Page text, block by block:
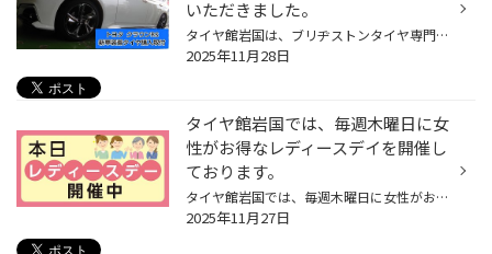
いただきました。
タイヤ館岩国は、ブリヂストンタイヤ専門店になります。 今回は初めて来られたトヨタ クラウンRSのお客様からの依頼でタイヤ購入取付作業をさせていただきました。 お客様の問い合わせでレグノ GR-XⅢ B Editionか、新車装着タイヤのレグノ GR001のどちらにしようか悩まれていて今回はリムガードの張...
2025年11月28日
タイヤ館岩国では、毎週木曜日に女
性がお得なレディースデイを開催し
ております。
タイヤ館岩国では、毎週木曜日に女性がお得なレディースデイを開催しております。 最近、タイヤの空気圧点検やオイル交換されましたか? ★タイヤの空気圧点検目安…1ヵ月に1回。 ★エンジンオイルのおすすめ交換目安 …3ヵ月～半年or 3000～5000kmに一度。 (使用状況に合わせて…定期点検/交換おすすめし...
2025年11月27日